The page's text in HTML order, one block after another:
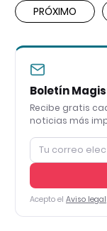
PRÓXIMO
Boletín
Recibe gratis
noticias más
Acepto el Aviso legal